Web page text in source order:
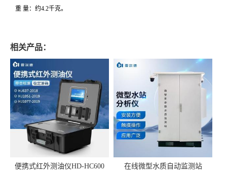
重 量：约4.2千克。
相关产品：
便携式红外测油仪HD-HC600 在线微型水质自动监测站